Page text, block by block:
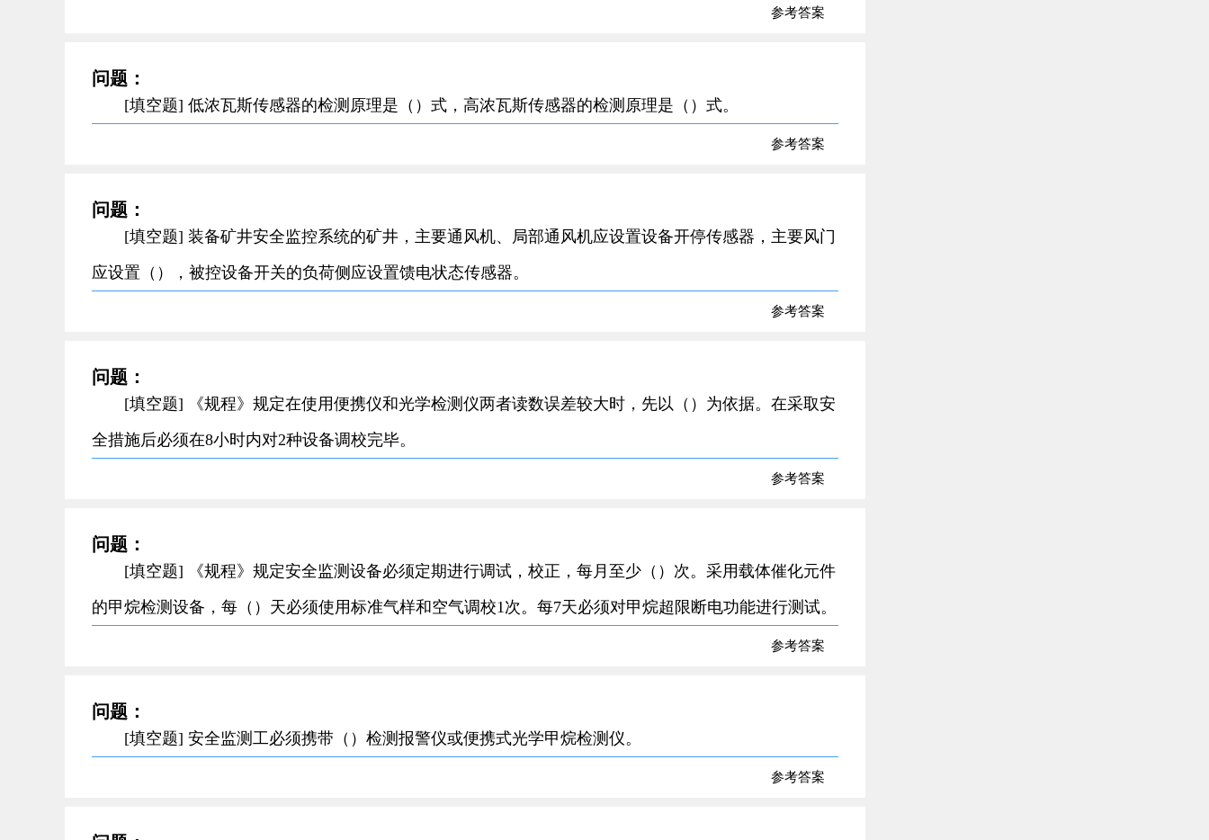
参考答案
问题：
[填空题] 低浓瓦斯传感器的检测原理是（）式，高浓瓦斯传感器的检测原理是（）式。
参考答案
问题：
[填空题] 装备矿井安全监控系统的矿井，主要通风机、局部通风机应设置设备开停传感器，主要风门
应设置（），被控设备开关的负荷侧应设置馈电状态传感器。
参考答案
问题：
[填空题] 《规程》规定在使用便携仪和光学检测仪两者读数误差较大时，先以（）为依据。在采取安
全措施后必须在8小时内对2种设备调校完毕。
参考答案
问题：
[填空题] 《规程》规定安全监测设备必须定期进行调试，校正，每月至少（）次。采用载体催化元件
的甲烷检测设备，每（）天必须使用标准气样和空气调校1次。每7天必须对甲烷超限断电功能进行测试。
参考答案
问题：
[填空题] 安全监测工必须携带（）检测报警仪或便携式光学甲烷检测仪。
参考答案